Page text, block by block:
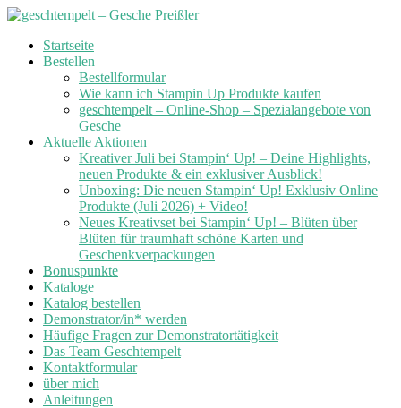
Skip
Startseite
Bestellen
Bestellformular
Wie kann ich Stampin Up Produkte kaufen
geschtempelt – Online-Shop – Spezialangebote von
Gesche
Aktuelle Aktionen
Kreativer Juli bei Stampin‘ Up! – Deine Highlights,
neuen Produkte & ein exklusiver Ausblick!
Unboxing: Die neuen Stampin‘ Up! Exklusiv Online
Produkte (Juli 2026) + Video!
Neues Kreativset bei Stampin‘ Up! – Blüten über
Blüten für traumhaft schöne Karten und
Geschenkverpackungen
Bonuspunkte
Kataloge
Katalog bestellen
Demonstrator/in* werden
Häufige Fragen zur Demonstratortätigkeit
Das Team Geschtempelt
Kontaktformular
über mich
Anleitungen